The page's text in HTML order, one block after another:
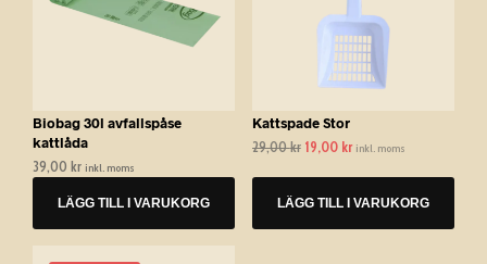
k
Biobag 30l avfallspåse
kattlåda
39,00 kr inkl. moms
LÄGG TILL I VARUKORG
Kattspade Stor
29,00kr Det
var:
29,00 kr.
19,00 krDet
är:
19,00 kr.
inkl. moms
LÄGG TILL I VARUKORG